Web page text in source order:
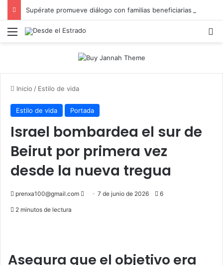
Menú
Inicio / Estilo de vida
Estilo de vida Portada
Israel bombardea el sur de
Beirut por primera vez
desde la nueva tregua
prenxa100@gmail.com
Send7 de junio de 2026 6
2 minutos de lectura
Asegura que el objetivo era